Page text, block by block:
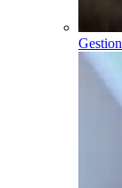
Gestion